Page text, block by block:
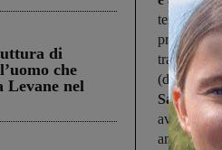
di
che
Levane nel
tesserati
prossimi
trapelato,
avversario
amiche. In